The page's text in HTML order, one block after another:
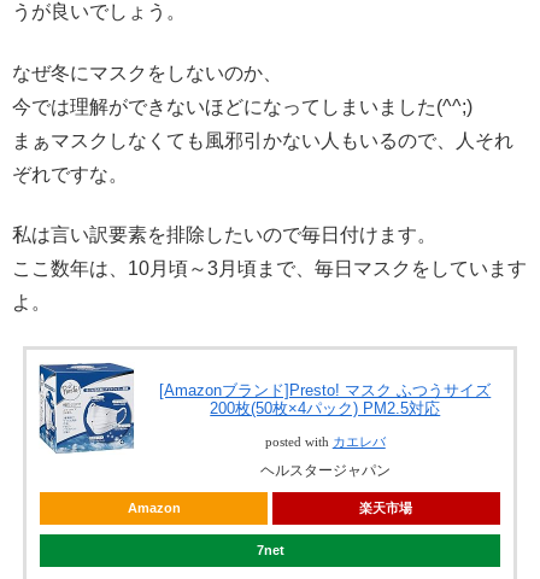
うが良いでしょう。
なぜ冬にマスクをしないのか、
今では理解ができないほどになってしまいました(^^;)
まぁマスクしなくても風邪引かない人もいるので、人それ
ぞれですな。
私は言い訳要素を排除したいので毎日付けます。
ここ数年は、10月頃～3月頃まで、毎日マスクをしています
よ。
[Amazonブランド]Presto! マスク ふつうサイズ
200枚(50枚×4パック) PM2.5対応
posted with カエレバ
ヘルスタージャパン
Amazon 楽天市場
7net